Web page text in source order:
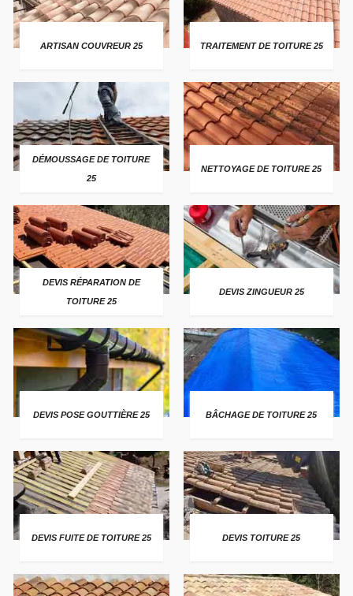
ARTISAN COUVREUR 25 TRAITEMENT DE TOITURE 25
DÉMOUSSAGE DE TOITURE
25
NETTOYAGE DE TOITURE 25
DEVIS RÉPARATION DE
TOITURE 25
DEVIS ZINGUEUR 25
DEVIS POSE GOUTTIÈRE 25 BÂCHAGE DE TOITURE 25
DEVIS FUITE DE TOITURE 25 DEVIS TOITURE 25